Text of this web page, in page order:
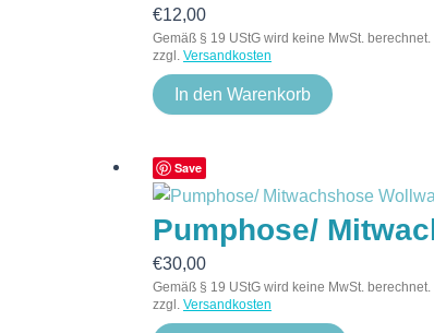
€12,00
Gemäß § 19 UStG wird keine MwSt. berechnet.
zzgl. Versandkosten
In den Warenkorb
Save
Pumphose/
€30,00
Gemäß § 19 UStG wird keine MwSt. berechnet.
zzgl. Versandkosten